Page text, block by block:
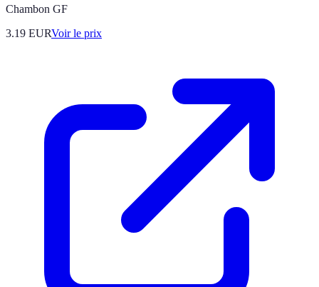
Chambon GF
3.19 EURVoir le prix